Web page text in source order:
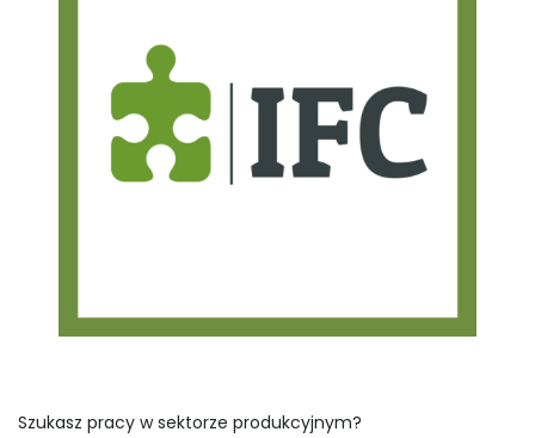
Szukasz pracy w sektorze produkcyjnym?